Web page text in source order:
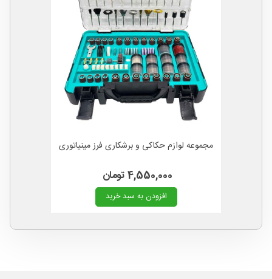
مجموعه لوازم حکاکی و برشکاری فرز مینیاتوری
4,550,000 تومان
افزودن به سبد خرید